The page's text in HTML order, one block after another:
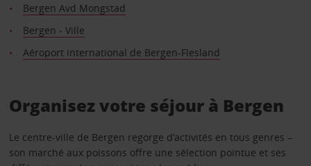
Bergen Avd Mongstad
Bergen - Ville
Aéroport international de Bergen-Flesland
Organisez votre séjour à Bergen
Le centre-ville de Bergen regorge d’activités en tous genres –
son marché aux poissons offre une sélection pointue et ses